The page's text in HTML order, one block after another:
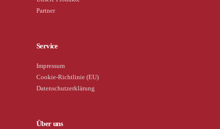
Partner
Service
Impressum
Cookie-Richtlinie (EU)
Datenschutzerklärung
Über uns